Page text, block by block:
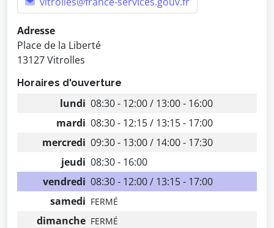
Adresse
Place de la Liberté
13127 Vitrolles
Horaires d'ouverture
lundi 08:30 - 12:00 / 13:00 - 16:00
mardi 08:30 - 12:15 / 13:15 - 17:00
mercredi 09:30 - 13:00 / 14:00 - 17:30
jeudi 08:30 - 16:00
vendredi 08:30 - 12:00 / 13:15 - 17:00
samedi FERMÉ
dimanche FERMÉ